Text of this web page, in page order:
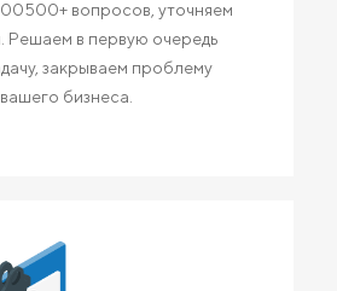
вопросов, уточняем
Решаем в первую очередь
закрываем проблему
вашего бизнеса.